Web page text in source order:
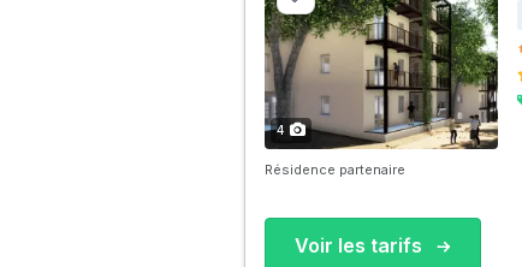
4
Résidence partenaire
Voir les tarifs